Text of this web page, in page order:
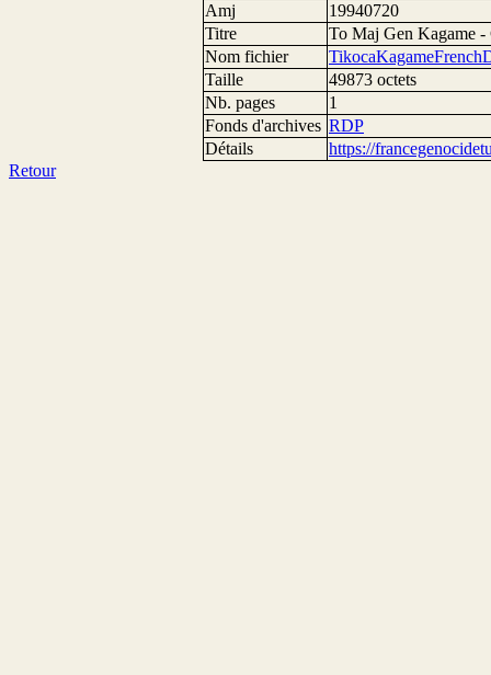
Amj
19940720
Titre
To Maj Gen Kagame
Nom fichier
Taille
49873 octets
Nb. pages
1
Fonds d'archives RDP
Détails
https://
Retour